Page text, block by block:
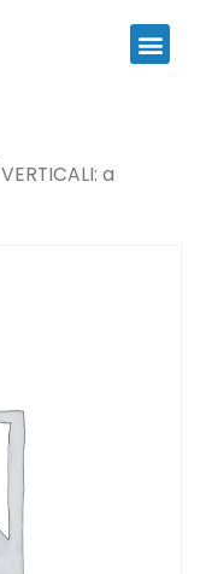
VERTICALI: a